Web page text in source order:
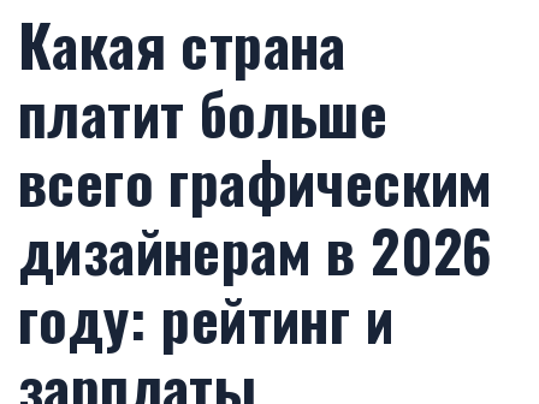
Какая страна
платит больше
всего графическим
дизайнерам в 2026
году: рейтинг и
зарплаты